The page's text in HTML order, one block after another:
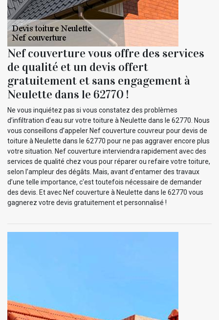
Nef couverture vous offre des services
de qualité et un devis offert
gratuitement et sans engagement à
Neulette dans le 62770 !
Ne vous inquiétez pas si vous constatez des problèmes
d’infiltration d’eau sur votre toiture à Neulette dans le 62770. Nous
vous conseillons d’appeler Nef couverture couvreur pour devis de
toiture à Neulette dans le 62770 pour ne pas aggraver encore plus
votre situation. Nef couverture interviendra rapidement avec des
services de qualité chez vous pour réparer ou refaire votre toiture,
selon l’ampleur des dégâts. Mais, avant d’entamer des travaux
d’une telle importance, c'est toutefois nécessaire de demander
des devis. Et avec Nef couverture à Neulette dans le 62770 vous
gagnerez votre devis gratuitement et personnalisé !